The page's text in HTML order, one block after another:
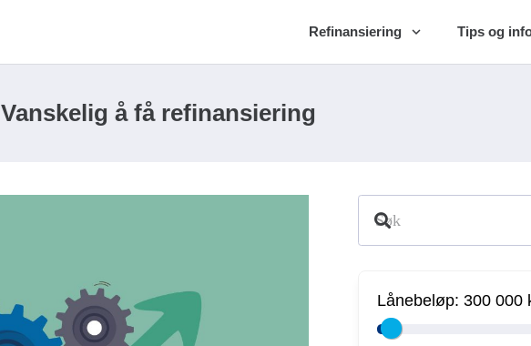
Refinansiering Tips og
Vanskelig å få refinansiering
Lånebeløp: 300 000